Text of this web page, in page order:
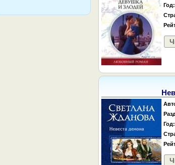
Год:
Год: